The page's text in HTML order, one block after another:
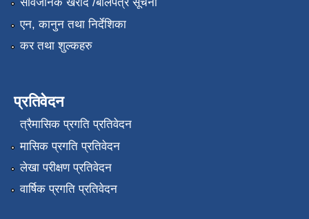
एन, कानुन तथा निर्देशिका
कर तथा शुल्कहरु
प्रतिवेदन
त्रैमासिक प्रगति प्रतिवेदन
मासिक प्रगति प्रतिवेदन
लेखा परीक्षण प्रतिवेदन
वार्षिक प्रगति प्रतिवेदन